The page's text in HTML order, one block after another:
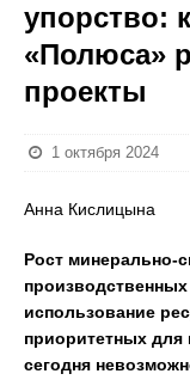
упорство:
«Полюса»
проекты
1 октября 2024
Анна Кислицына
Рост минерально-
использование
приоритетных
сегодня